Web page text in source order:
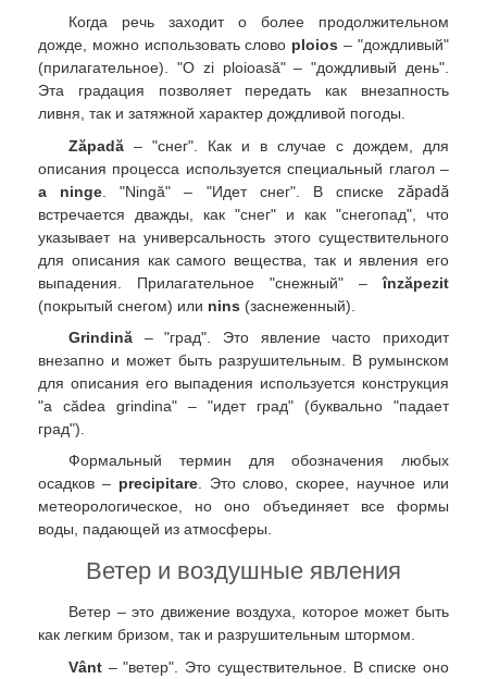
Когда речь заходит о более продолжительном
дожде, можно использовать слово ploios – "дождливый"
(прилагательное). "O zi ploioasă" – "дождливый день".
Эта градация позволяет передать как внезапность
ливня, так и затяжной характер дождливой погоды.
Zăpadă – "снег". Как и в случае с дождем, для
описания процесса используется специальный глагол –
a ninge . "Ningă" – "Идет снег". В списке zăpadă
встречается дважды, как "снег" и как "снегопад", что
указывает на универсальность этого существительного
для описания как самого вещества, так и явления его
выпадения. Прилагательное "снежный" –înzăpezit
(покрытый снегом) или nins (заснеженный).
Grindină – "град". Это явление часто приходит
внезапно и может быть разрушительным. В румынском
для описания его выпадения используется конструкция
"a cădea grindina" – "идет град" (буквально "падает
град").
Формальный термин для обозначения любых
осадков – precipitare. Это слово, скорее, научное или
метеорологическое, но оно объединяет все формы
воды, падающей из атмосферы.
Ветер и воздушные явления
Ветер – это движение воздуха, которое может быть
как легким бризом, так и разрушительным штормом.
Vânt – "ветер". Это существительное. В списке оно